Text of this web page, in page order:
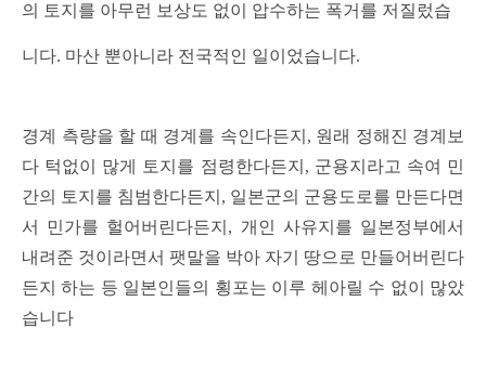
의 토지를 아무런 보상도 없이 압수하는 폭거를 저질렀습
니 다. 마산 뿐아니라 전국적인 일이었습니다.
경계 측량을 할 때 경계를 속인다든지, 원래 정해진 경계보
다 턱없이 많게 토지를 점령한다든지, 군용지라고 속여 민
간의 토지를 침범한다든지, 일본군의 군용도로를 만든다면
서 민가를 헐어버린다든지, 개인 사유지를 일본정부에서
내려준 것이라면서 팻말을 박아 자기 땅으로 만들어버린다
든지 하는 등 일본인들의 횡포는 이루 헤아릴 수 없이 많았
습니다